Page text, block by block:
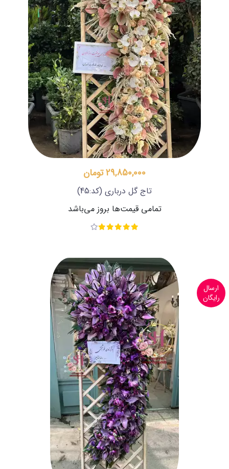
29,850,000 تومان
تاج گل درباری (کد:45)
تمامی قیمت‌ها بروز می‌باشد
ارسال
رایگان